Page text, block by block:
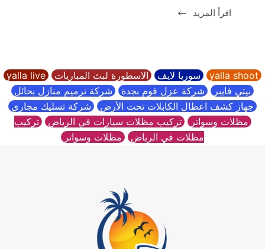
اقرأ المزيد
شركة
yalla shoot سوريا لايف الاسطورة لبث المباريات yalla live
بيتي فايبر شركة عزل فوم بجدة شركة ترميم منازل بحائل
جهاز كشف اعطال الكابلات تحت الأرض شركة تسليك مجاري
مظلات وسواتر تركيب مظلات سيارات في الرياض تركيب
مظلات في الرياض مظلات وسواتر